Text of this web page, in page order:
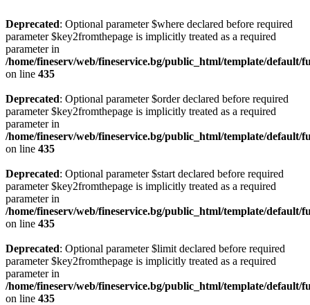
Deprecated: Optional parameter $where declared before required
parameter $key2fromthepage is implicitly treated as a required
parameter in
/home/fineserv/web/fineservice.bg/public_html/template/default/
on line 435
Deprecated: Optional parameter $order declared before required
parameter $key2fromthepage is implicitly treated as a required
parameter in
/home/fineserv/web/fineservice.bg/public_html/template/default/
on line 435
Deprecated: Optional parameter $start declared before required
parameter $key2fromthepage is implicitly treated as a required
parameter in
/home/fineserv/web/fineservice.bg/public_html/template/default/
on line 435
Deprecated: Optional parameter $limit declared before required
parameter $key2fromthepage is implicitly treated as a required
parameter in
/home/fineserv/web/fineservice.bg/public_html/template/default/
on line 435